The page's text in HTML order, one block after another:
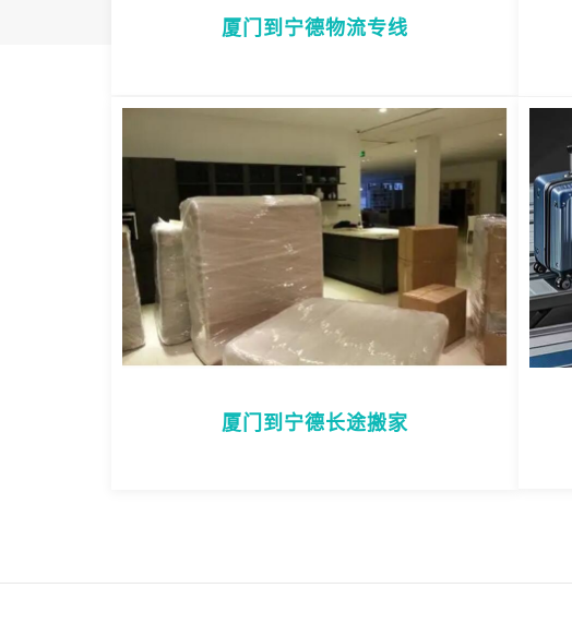
厦门到宁德物流专线
厦门到宁德长途搬家